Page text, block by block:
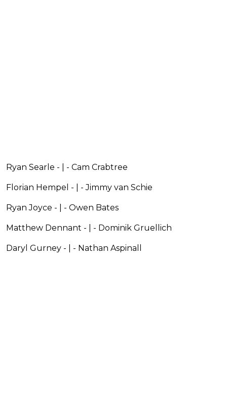
Ryan Searle - | - Cam Crabtree
Florian Hempel - | - Jimmy van Schie
Ryan Joyce - | - Owen Bates
Matthew Dennant - | - Dominik Gruellich
Daryl Gurney - | - Nathan Aspinall